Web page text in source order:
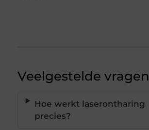
Veelgestelde vragen
Hoe werkt laserontharing
precies?